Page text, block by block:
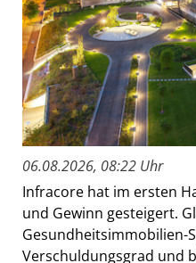
06.08.2026, 08:22 Uhr
Infracore hat im ersten
und Gewinn gesteigert.
Gesundheitsimmobilien-
Verschuldungsgrad und